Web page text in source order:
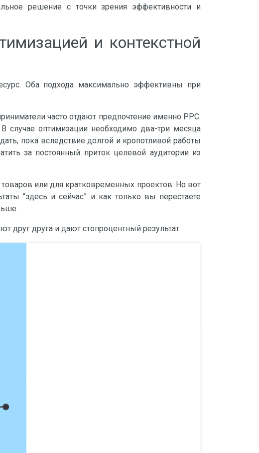
решение с точки зрения эффективности и
и контекстной
Оба подхода максимально эффективны при
часто отдают предпочтение именно PPC.
случае оптимизации необходимо два-три месяца
пока вследствие долгой и кропотливой работы
за постоянный приток целевой аудитории из
или для кратковременных проектов. Но вот
“здесь и сейчас” и как только вы перестаете
друг друга и дают стопроцентный результат.